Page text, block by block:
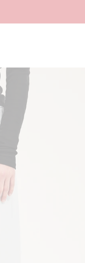
Kappahl i
od 150 zł